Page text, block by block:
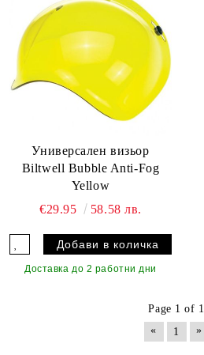
Универсален визьор
Biltwell Bubble Anti-Fog
Yellow
€29.95
58.58 лв.
Доставка до 2 работни дни
Page 1 of 1
«
1 »